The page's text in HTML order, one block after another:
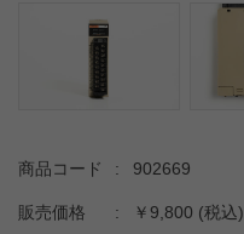
商品コード : 902669
販売価格 : ￥9,800 (税込)